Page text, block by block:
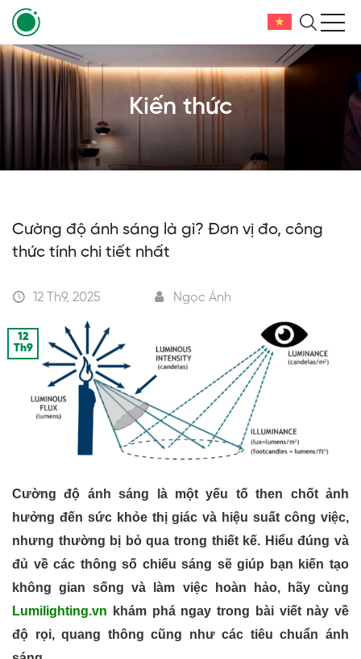
Kiến thức
Cường độ ánh sáng là gì? Đơn vị đo, công
thức tính chi tiết nhất
12 Th9, 2025 Ngọc Ánh
12
Th9
Cường độ ánh sáng là một yếu tố then chốt ảnh
hưởng đến sức khỏe thị giác và hiệu suất công việc,
nhưng thường bị bỏ qua trong thiết kế. Hiểu đúng và
đủ về các thông số chiếu sáng sẽ giúp bạn kiến tạo
không gian sống và làm việc hoàn hảo, hãy cùng
Lumilighting.vn khám phá ngay trong bài viết này về
độ rọi, quang thông cũng như các tiêu chuẩn ánh